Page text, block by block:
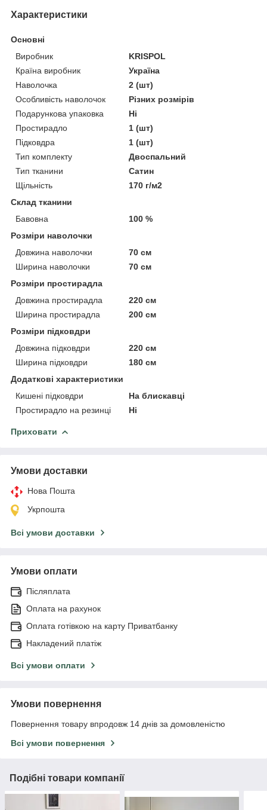
Характеристики
Основні
Виробник
KRISPOL
Країна виробник
Україна
Наволочка
2 (шт)
Особливість наволочок
Різних розмірів
Подарункова упаковка
Ні
Простирадло
1 (шт)
Підковдра
1 (шт)
Тип комплекту
Двоспальний
Тип тканини
Сатин
Щільність
170 г/м2
Склад тканини
Бавовна
100 %
Розміри наволочки
Довжина наволочки
70 см
Ширина наволочки
70 см
Розміри простирадла
Довжина простирадла
220 см
Ширина простирадла
200 см
Розміри підковдри
Довжина підковдри
220 см
Ширина підковдри
180 см
Додаткові характеристики
Кишені підковдри
На блискавці
Простирадло на резинці
Ні
Приховати
Умови доставки
Нова Пошта
Укрпошта
Всі умови доставки
Умови оплати
Післяплата
Оплата на рахунок
Оплата готівкою на карту Приватбанку
Накладений платіж
Всі умови оплати
Умови повернення
Повернення товару впродовж 14 днів за домовленістю
Всі умови повернення
Подібні товари компанії